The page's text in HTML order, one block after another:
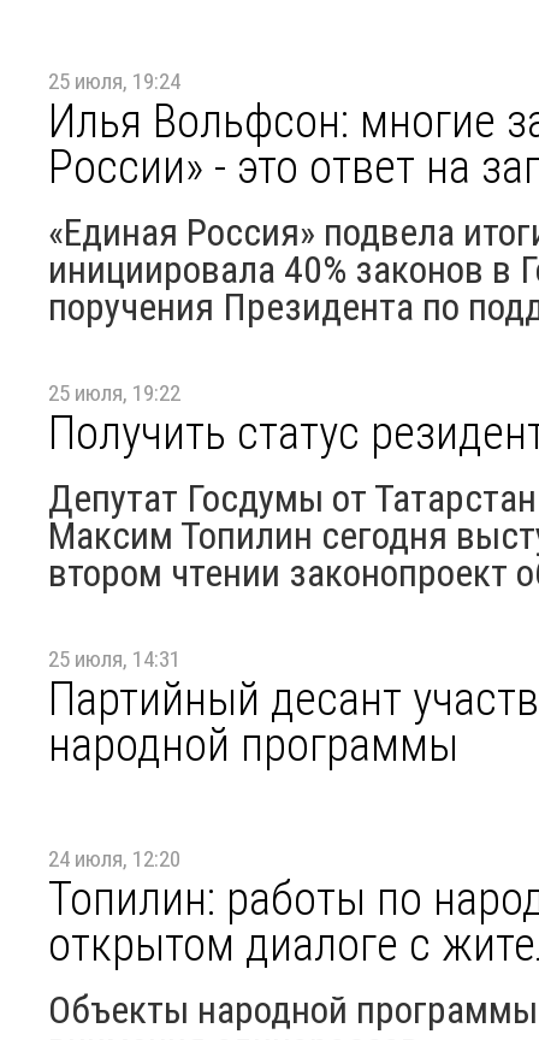
25 июля, 19:24
Илья Вольфсон: многие
России» - это ответ на
«Единая Россия» подвела
инициировала 40% законов
поручения Президента по
25 июля, 19:22
Получить статус
Депутат Госдумы от
Максим Топилин сегодня
втором чтении законопроект
25 июля, 14:31
Партийный десант
народной программы
24 июля, 12:20
Топилин: работы по
открытом диалоге с
Объекты народной